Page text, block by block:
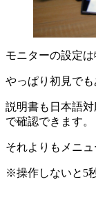
モニターの設定
やっぱり初見で
説明書も日本語
で確認できます。
それよりもメニュ
※操作しないと5